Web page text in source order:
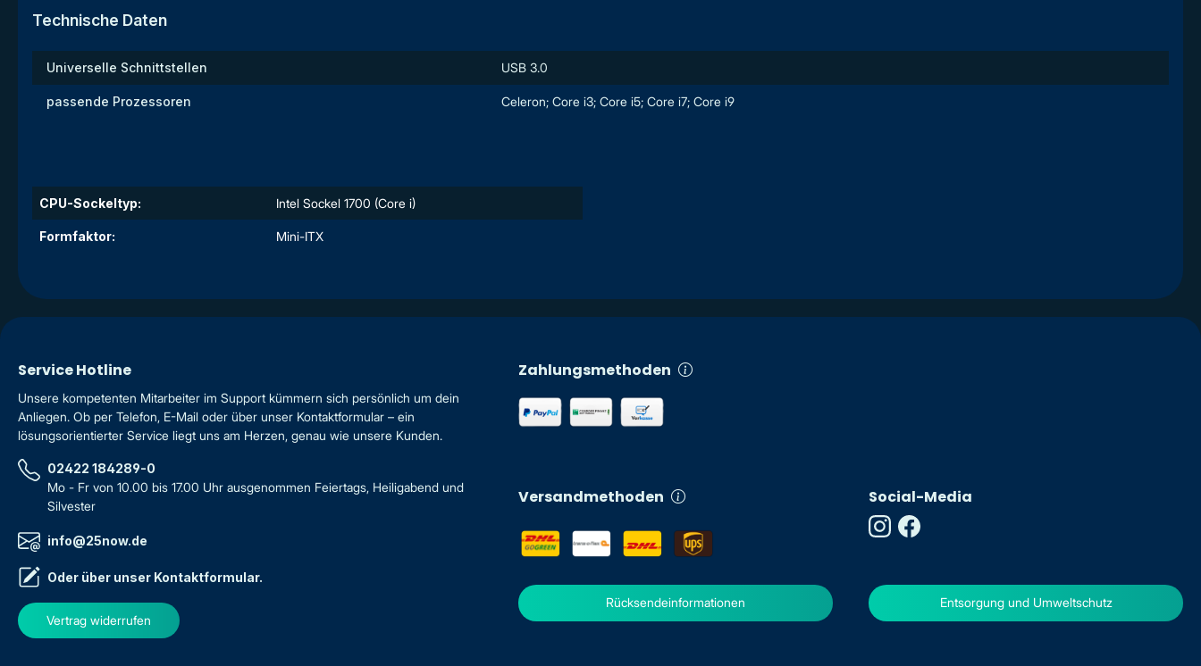
Technische Daten
Universelle Schnittstellen USB 3.0
passende Prozessoren Celeron; Core i3; Core i5; Core i7; Core i9
CPU-Sockeltyp: Intel Sockel 1700 (Core i)
Formfaktor: Mini-ITX
Service Hotline
Unsere kompetenten Mitarbeiter im Support kümmern sich persönlich um dein
Anliegen. Ob per Telefon, E-Mail oder über unser Kontaktformular – ein
lösungsorientierter Service liegt uns am Herzen, genau wie unsere Kunden.
02422 184289-0
Mo - Fr von 10.00 bis 17.00 Uhr ausgenommen Feiertags, Heiligabend und
Silvester
info@25now.de
Oder über unser Kontaktformular.
Vertrag widerrufen
Zahlungsmethoden
Versandmethoden
Rücksendeinformationen Entsorgung und Umweltschutz
Social-Media